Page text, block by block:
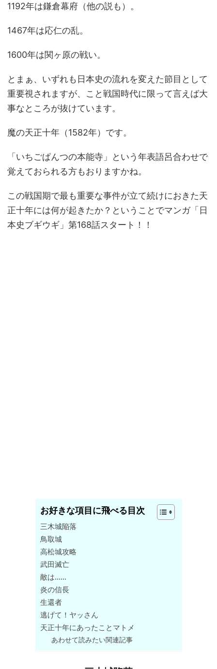
1192年は鎌倉幕府（他の説も）。
1467年は応仁の乱。
1600年は関ヶ原の戦い。
とまぁ、いずれも日本史の流れを変えた節目として
重要視されますが、こと戦国時代に限って言えば大
事なところが抜けています。
魔の天正十年（1582年）です。
「いちごぱんつの本能寺」という年表語呂合わせで
覚えておられる方もおりますかね。
この戦国期で最も重要な事件が立て続けにおきた天
正十年には何が起きたか？ということでマンガ「日
本史ブギウギ」第168話スタート！！
お好きな項目に飛べる目次
三木城陥落
鳥取城
高松城攻略
武田滅亡
敵は……
炎の信長
生還者
逃げて！ヤッさん
天正十年にあったことマトメ
あわせて読みたい関連記事